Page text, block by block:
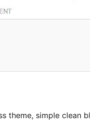
theme, simple clean